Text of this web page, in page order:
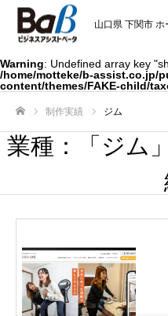
山口県 下関市
Warning: Undefined array key
/home/motteke/b-assist.co.jp/
content/themes/FAKE-child/
制作実績 ジム
業種：「ジム